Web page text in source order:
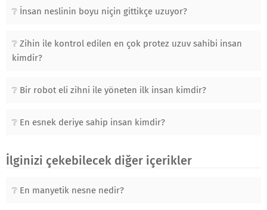
İnsan neslinin boyu niçin gittikçe uzuyor?
Zihin ile kontrol edilen en çok protez uzuv sahibi insan
kimdir?
Bir robot eli zihni ile yöneten ilk insan kimdir?
En esnek deriye sahip insan kimdir?
İlginizi çekebilecek diğer içerikler
En manyetik nesne nedir?